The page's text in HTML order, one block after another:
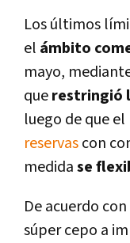
Los últimos
el ámbito
mayo,
querestringió
luego de que el
reservascon
medidase
De acuerdo
súper cepo a